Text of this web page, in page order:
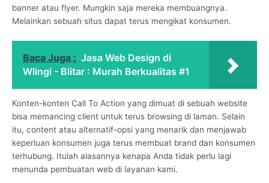
banner atau flyer. Mungkin saja mereka membuangnya.
Melainkan sebuah situs dapat terus mengikat konsumen.
Baca Juga : Jasa Web Design di
Wlingi - Blitar : Murah Berkualitas #1
Konten-konten Call To Action yang dimuat di sebuah website
bisa memancing client untuk terus browsing di laman. Selain
itu, content atau alternatif-opsi yang menarik dan menjawab
keperluan konsumen juga terus membuat brand dan konsumen
terhubung. Itulah alasannya kenapa Anda tidak perlu lagi
menunda pembuatan web di layanan kami.
CS Lenteraweb
Online